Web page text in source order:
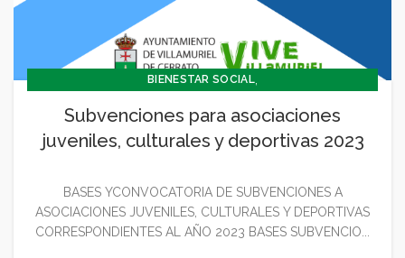
BIENESTAR SOCIAL,
CONCEJALIA CULTURA Y TURISMO,
CONCEJALÍA DEPORTES,
CULTURA,DEPORTES,GENERAL , JUVENTUD - INFANCIA
Subvenciones para asociaciones
juveniles, culturales y deportivas 2023
BASES YCONVOCATORIA DE SUBVENCIONES A
ASOCIACIONES JUVENILES, CULTURALES Y DEPORTIVAS
CORRESPONDIENTES AL AÑO 2023 BASES SUBVENCIO...